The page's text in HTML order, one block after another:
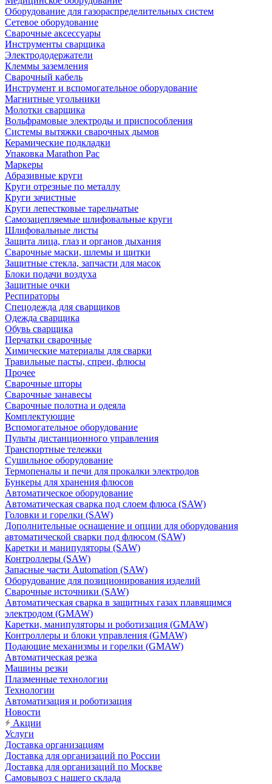
Оборудование для газораспределительных систем
Сетевое оборудование
Сварочные аксессуары
Инструменты сварщика
Электрододержатели
Клеммы заземления
Сварочный кабель
Инструмент и вспомогательное оборудование
Магнитные угольники
Молотки сварщика
Вольфрамовые электроды и приспособления
Системы вытяжки сварочных дымов
Керамические подкладки
Упаковка Marathon Pac
Маркеры
Абразивные круги
Круги отрезные по металлу
Круги зачистные
Круги лепестковые тарельчатые
Самозацепляемые шлифовальные круги
Шлифовальные листы
Защита лица, глаз и органов дыхания
Сварочные маски, шлемы и щитки
Защитные стекла, запчасти для масок
Блоки подачи воздуха
Защитные очки
Респираторы
Спецодежда для сварщиков
Одежда сварщика
Обувь сварщика
Перчатки сварочные
Химические материалы для сварки
Травильные пасты, спреи, флюсы
Прочее
Сварочные шторы
Сварочные занавесы
Сварочные полотна и одеяла
Комплектующие
Вспомогательное оборудование
Пульты дистанционного управления
Транспортные тележки
Сушильное оборудование
Термопеналы и печи для прокалки электродов
Бункеры для хранения флюсов
Автоматическое оборудование
Автоматическая сварка под слоем флюса (SAW)
Головки и горелки (SAW)
Дополнительные оснащение и опции для оборудования
автоматической сварки под флюсом (SAW)
Каретки и манипуляторы (SAW)
Контроллеры (SAW)
Запасные части Automation (SAW)
Оборудование для позиционирования изделий
Сварочные источники (SAW)
Автоматическая сварка в защитных газах плавящимся
электродом (GMAW)
Каретки, манипуляторы и роботизация (GMAW)
Контроллеры и блоки управления (GMAW)
Подающие механизмы и горелки (GMAW)
Автоматическая резка
Машины резки
Плазменные технологии
Технологии
Автоматизация и роботизация
Новости
Акции
Услуги
Доставка организациям
Доставка для организаций по России
Доставка для организаций по Москве
Самовывоз с нашего склада